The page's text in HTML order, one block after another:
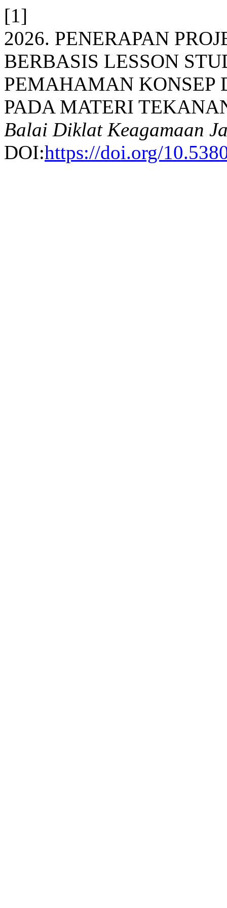
[1]
2026. PENERAPAN
BERBASIS LESSON
PEMAHAMAN KONSEP
PADA MATERI
Balai Diklat Keagamaan
DOI:https://doi.org/